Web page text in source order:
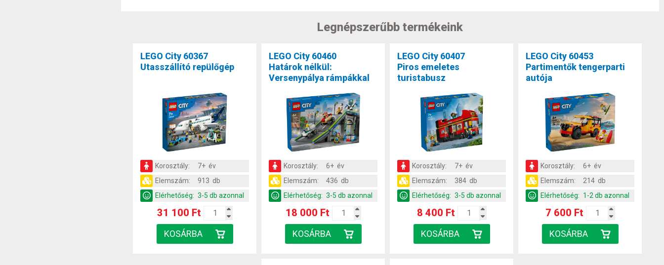
Legnépszerűbb termékeink
LEGO City 60367
Utasszállító repülőgép
Korosztály:
7+ év
Elemszám:
913 db
Elérhetőség: 3-5 db azonnal
31 100 Ft
LEGO City 60460
Határok nélkül:
Versenypálya rámpákkal
Korosztály:
6+ év
Elemszám:
436 db
Elérhetőség: 3-5 db azonnal
18 000 Ft
LEGO City 60407
Piros emeletes
turistabusz
Korosztály:
7+ év
Elemszám:
384 db
Elérhetőség: 3-5 db azonnal
8 400 Ft
LEGO City 60453
Partimentők tengerparti
autója
Korosztály:
6+ év
Elemszám:
214 db
Elérhetőség: 1-2 db azonnal
7 600 Ft